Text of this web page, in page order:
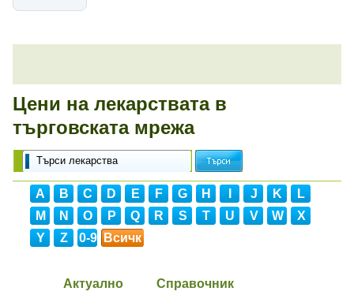
Цени на лекарствата в
търговската мрежа
A B C D E F G H J K
L
M
N O P Q R S T U V W
X
Y
Z 0-9 Всичк
Актуално Справочник